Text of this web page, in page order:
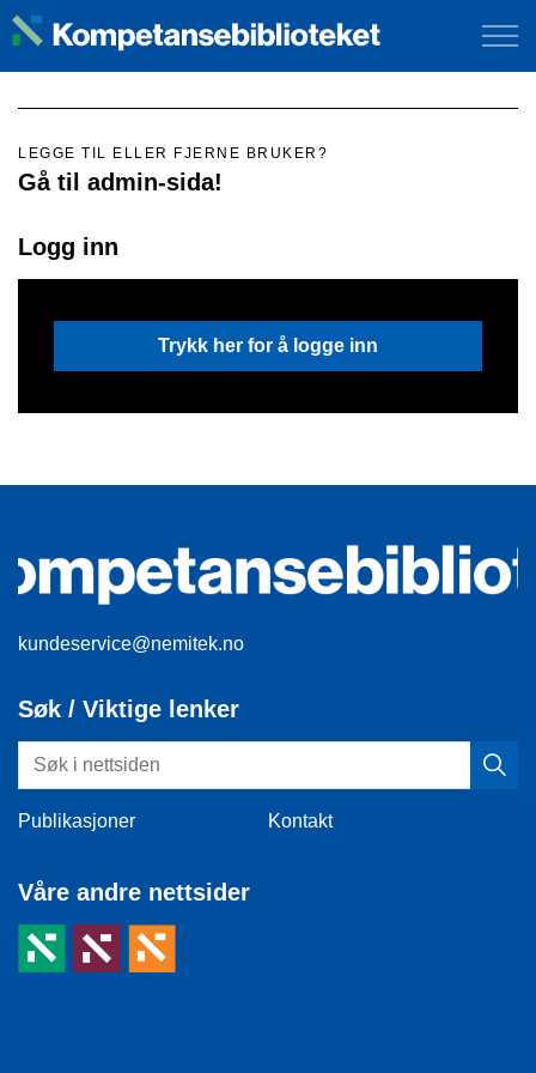
Logg inn
Trykk her for å logge inn
LEGGE TIL ELLER FJERNE BRUKER?
Gå til admin-sida!
kundeservice@nemitek.no
Søk / Viktige lenker
Publikasjoner Kontakt
Våre andre nettsider